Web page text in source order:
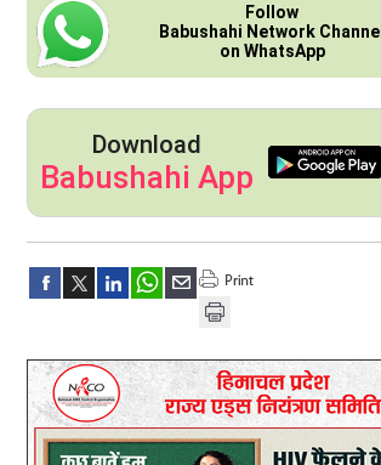
Follow
Babushahi Network Channel
on WhatsApp
Download
Babushahi App